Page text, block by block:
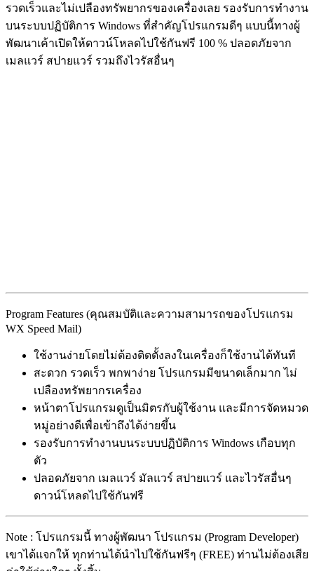
รวดเร็วและไม่เปลืองทรัพยากรของเครื่องเลย รองรับการทำงาน
บนระบบปฏิบัติการ Windows ที่สำคัญโปรแกรมดีๆ แบบนี้ทางผู้
พัฒนาเค้าเปิดให้ดาวน์โหลดไปใช้กันฟรี 100 % ปลอดภัยจาก
เมลแวร์ สปายแวร์ รวมถึงไวรัสอื่นๆ
Program Features (คุณสมบัติและความสามารถของโปรแกรม
WX Speed Mail)
ใช้งานง่ายโดยไม่ต้องติดตั้งลงในเครื่องก็ใช้งานได้ทันที
สะดวก รวดเร็ว พกพาง่าย โปรแกรมมีขนาดเล็กมาก ไม่
เปลืองทรัพยากรเครื่อง
หน้าตาโปรแกรมดูเป็นมิตรกับผู้ใช้งาน และมีการจัดหมวด
หมู่อย่างดีเพื่อเข้าถึงได้ง่ายขึ้น
รองรับการทำงานบนระบบปฏิบัติการ Windows เกือบทุก
ตัว
ปลอดภัยจาก เมลแวร์ มัลแวร์ สปายแวร์ และไวรัสอื่นๆ
ดาวน์โหลดไปใช้กันฟรี
Note : โปรแกรมนี้ ทางผู้พัฒนา โปรแกรม (Program Developer)
เขาได้แจกให้ ทุกท่านได้นำไปใช้กันฟรีๆ (FREE) ท่านไม่ต้องเสีย